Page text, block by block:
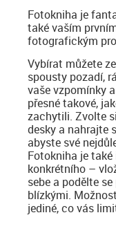
Fotokniha je
také vaším
fotografickým
Vybírat můžete
spousty pozadí,
vaše vzpomínky
přesné takové,
zachytili. Zvolte
desky a nahrajte
abyste své
Fotokniha je
konkrétního –
sebe a podělte
blízkými.
jediné, co vás